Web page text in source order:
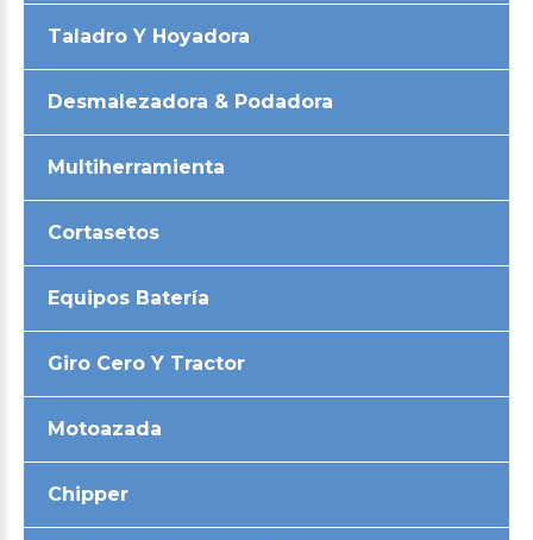
Taladro Y Hoyadora
Desmalezadora & Podadora
Multiherramienta
Cortasetos
Equipos Batería
Giro Cero Y Tractor
Motoazada
Chipper